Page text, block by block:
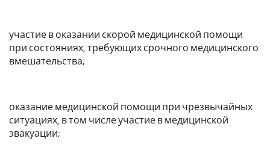
участие в оказании скорой медицинской помощи
при состояниях, требующих срочного медицинского
вмешательства;
оказание медицинской помощи при чрезвычайных
ситуациях, в том числе участие в медицинской
эвакуации;